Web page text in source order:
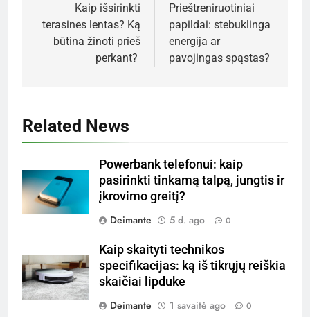
įrašų
Kaip išsirinkti
terasines lentas? Ką
būtina žinoti prieš
perkant?
Prieštreniruotiniai
papildai: stebuklinga
energija ar
pavojingas spąstas?
Related News
Powerbank telefonui: kaip
pasirinkti tinkamą talpą, jungtis ir
įkrovimo greitį?
Deimante
5 d. ago 0
Kaip skaityti technikos
specifikacijas: ką iš tikrųjų reiškia
skaičiai lipduke
Deimante
1 savaitė ago 0